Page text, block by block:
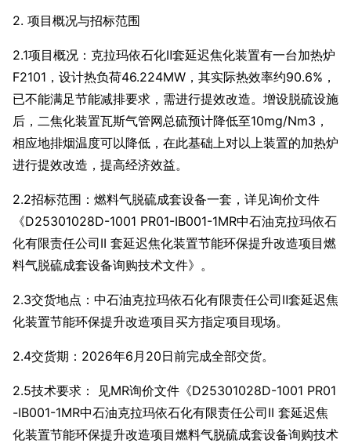
2. 项目概况与招标范围
2.1项目概况：克拉玛依石化Ⅱ套延迟焦化装置有一台加热炉
F2101，设计热负荷46.224MW，其实际热效率约90.6%，
已不能满足节能减排要求，需进行提效改造。增设脱硫设施
后，二焦化装置瓦斯气管网总硫预计降低至10mg/Nm3，
相应地排烟温度可以降低，在此基础上对以上装置的加热炉
进行提效改造，提高经济效益。
2.2招标范围：燃料气脱硫成套设备一套，详见询价文件
《D25301028D-1001 PR01-IB001-1MR中石油克拉玛依石
化有限责任公司II 套延迟焦化装置节能环保提升改造项目燃
料气脱硫成套设备询购技术文件》。
2.3交货地点：中石油克拉玛依石化有限责任公司Ⅱ套延迟焦
化装置节能环保提升改造项目买方指定项目现场。
2.4交货期：2026年6月20日前完成全部交货。
2.5技术要求： 见MR询价文件《D25301028D-1001 PR01
-IB001-1MR中石油克拉玛依石化有限责任公司II 套延迟焦
化装置节能环保提升改造项目燃料气脱硫成套设备询购技术